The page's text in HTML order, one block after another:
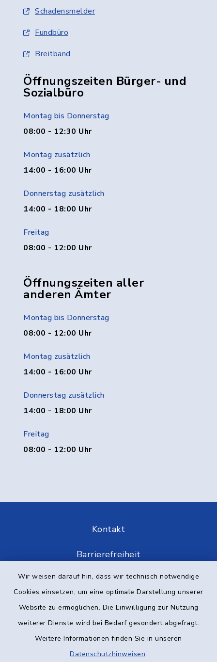
Wir weisen darauf hin, dass wir technisch notwendige
Cookies einsetzen, um eine optimale Darstellung unserer
Website zu ermöglichen. Die Einwilligung zur Nutzung
weiterer Dienste wird bei Bedarf gesondert abgefragt.
Weitere Informationen finden Sie in unseren
Datenschutzhinweisen.
Schadensmelder
Fundbüro
Breitband
Öffnungszeiten Bürger- und
Sozialbüro
Montag bis Donnerstag
08:00 - 12:30 Uhr
Montag zusätzlich
14:00 - 16:00 Uhr
Donnerstag zusätzlich
14:00 - 18:00 Uhr
Freitag
08:00 - 12:00 Uhr
Öffnungszeiten aller
anderen Ämter
Montag bis Donnerstag
08:00 - 12:00 Uhr
Montag zusätzlich
14:00 - 16:00 Uhr
Donnerstag zusätzlich
14:00 - 18:00 Uhr
Freitag
08:00 - 12:00 Uhr
Kontakt
Barrierefreiheit
Datenschutz
Impressum
Elektronische Kommunikation
Sitemap